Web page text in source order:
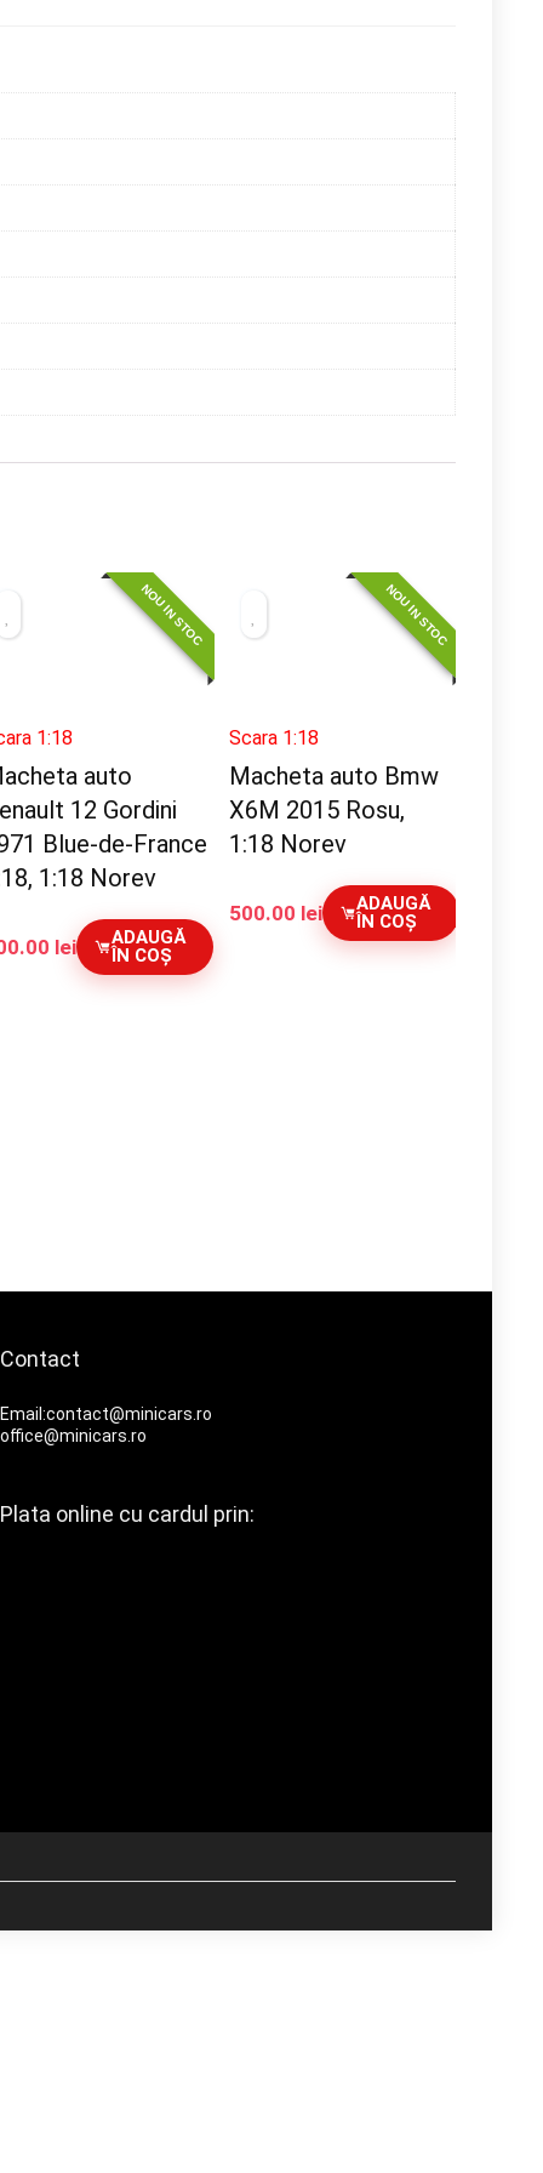
NOU IN STOC
1:18
auto
12 Gordini
Blue-de-France
1:18 Norev
lei
ADAUGĂ
ÎN COȘ
NOU IN STOC
Scara 1:18
Macheta auto Bmw
X6M 2015 Rosu,
1:18 Norev
500.00 lei
ADAUGĂ
ÎN COȘ
Contact
Email:contact@minicars.ro
office@minicars.ro
Plata online cu cardul prin: